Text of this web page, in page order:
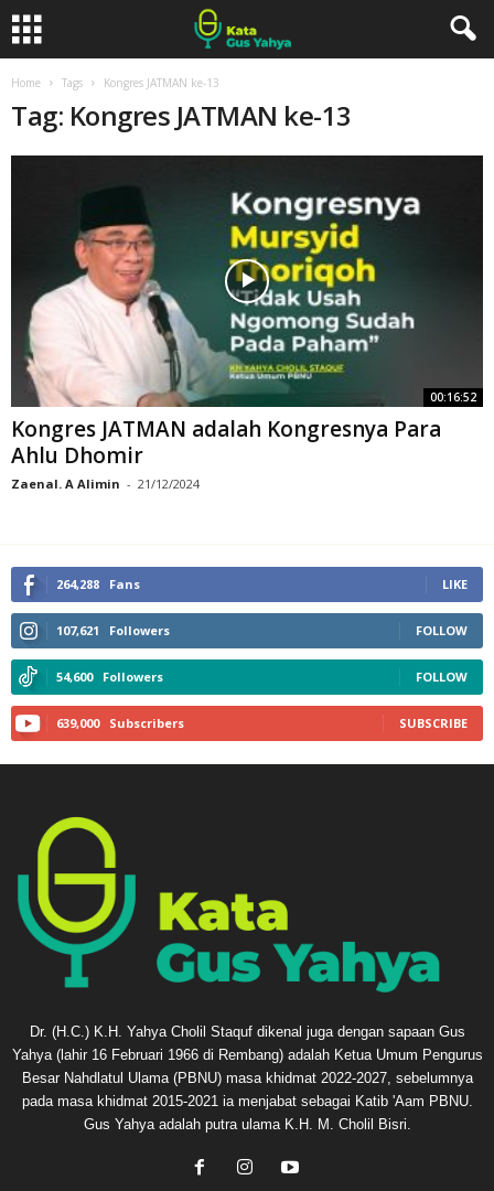
Home Tags Kongres JATMAN ke-13
Tag: Kongres JATMAN ke-13
00:16:52
Kongres JATMAN adalah Kongresnya Para
Ahlu Dhomir
Zaenal. A Alimin - 21/12/2024
264,288 Fans LIKE
107,621 Followers FOLLOW
54,600 Followers FOLLOW
639,000 Subscribers SUBSCRIBE
Dr. (H.C.) K.H. Yahya Cholil Staquf dikenal juga dengan sapaan Gus
Yahya (lahir 16 Februari 1966 di Rembang) adalah Ketua Umum Pengurus
Besar Nahdlatul Ulama (PBNU) masa khidmat 2022-2027, sebelumnya
pada masa khidmat 2015-2021 ia menjabat sebagai Katib 'Aam PBNU.
Gus Yahya adalah putra ulama K.H. M. Cholil Bisri.